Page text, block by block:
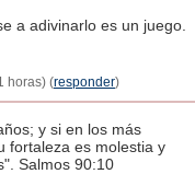
a adivinarlo es un juego.
horas) (responder)
y si en los más
fortaleza es molestia y
Salmos 90:10